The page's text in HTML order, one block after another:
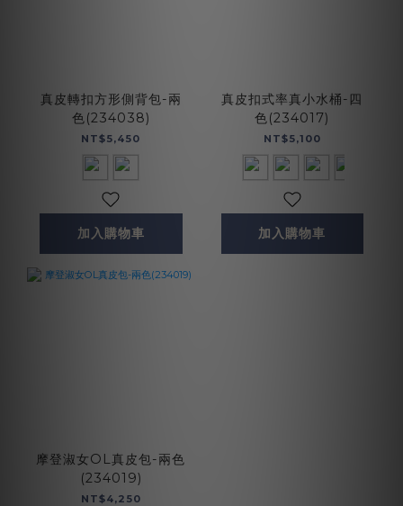
真皮轉扣方形側背包-兩
色(234038)
NT$5,450
加入購物車
真皮扣式率真小水桶-四
色(234017)
NT$5,100
加入購物車
摩登淑女OL真皮包-兩色
(234019)
NT$4,250